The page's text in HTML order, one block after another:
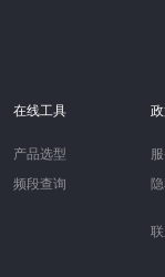
在线工具
产品选型
频段查询